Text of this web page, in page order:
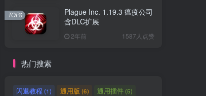
Plague Inc. 1.19.3 瘟疫公司
含DLC扩展
2年前 1587人点赞
TOP6
热门搜索
闪退教程 (1) 通用版 (6) 通用插件(5)